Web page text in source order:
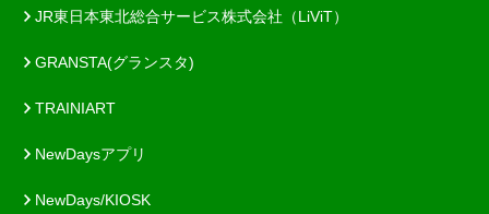
JR東日本東北総合サービス株式会社（LiViT）
GRANSTA(グランスタ)
TRAINIART
NewDaysアプリ
NewDays/KIOSK